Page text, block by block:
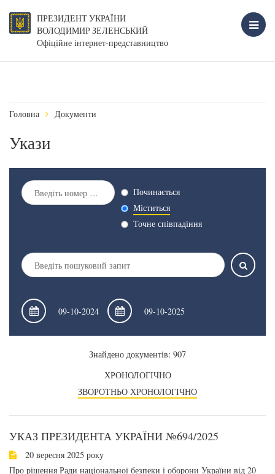
ПРЕЗИДЕНТ УКРАЇНИ
ВОЛОДИМИР ЗЕЛЕНСЬКИЙ
Офіційне інтернет-представництво
Головна Документи
Укази
Починається
Міститься
Точне співпадіння
Знайдено документів: 907
ХРОНОЛОГІЧНО
ЗВОРОТНЬО ХРОНОЛОГІЧНО
УКАЗ ПРЕЗИДЕНТА УКРАЇНИ №694/2025
20 вересня 2025 року
Про рішення Ради національної безпеки і оборони України від 20